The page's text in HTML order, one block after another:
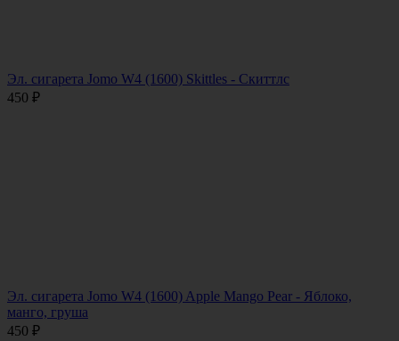
Эл. сигарета Jomo W4 (1600) Skittles - Скиттлс
450 ₽
Эл. сигарета Jomo W4 (1600) Apple Mango Pear - Яблоко,
манго, груша
450 ₽